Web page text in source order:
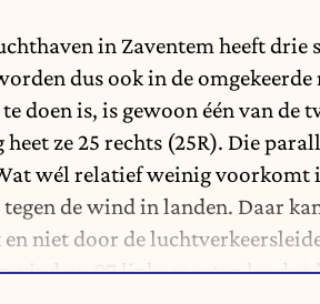
in Zaventem heeft
dus ook in de
doen is, is gewoon één van de
ze 25 rechts (25R). Die
wél relatief weinig
de wind in landen. Daar
niet door de
op 07 links moeten